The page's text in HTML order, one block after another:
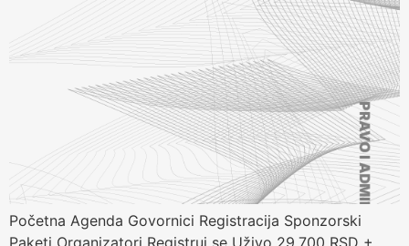
Početna Agenda Govornici Registracija Sponzorski
Paketi Organizatori Registruj se Uživo 29.700 RSD +